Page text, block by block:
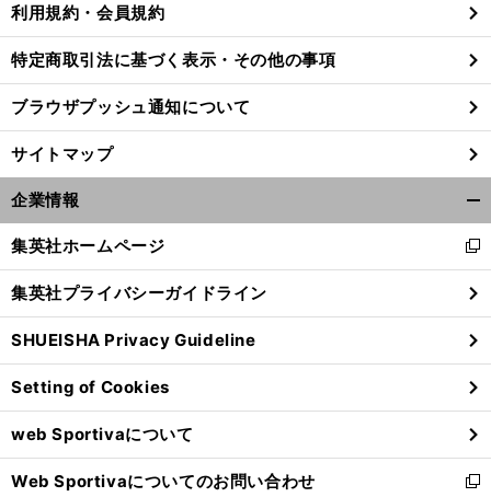
利用規約・会員規約
特定商取引法に基づく表示・その他の事項
ブラウザプッシュ通知について
サイトマップ
企業情報
閉
る
集英社ホームページ
新
し
い
ウ
ィ
ン
ド
ウ
で
開
く
集英社プライバシーガイドライン
SHUEISHA Privacy Guideline
Setting of Cookies
web Sportivaについて
Web Sportivaについてのお問い合わせ
新